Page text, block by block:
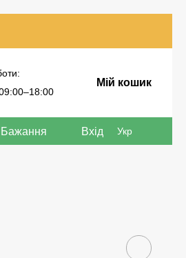
Мій кошик
Бажання Вхід Укр